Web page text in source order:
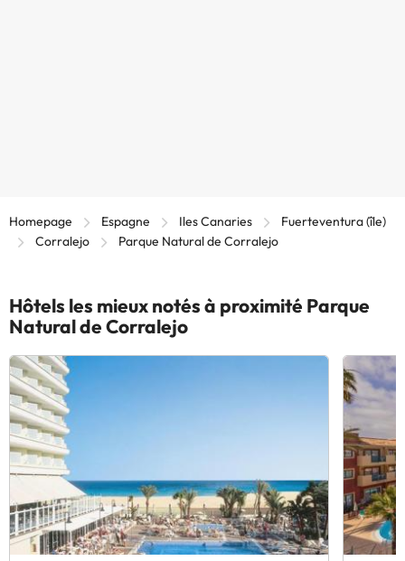
Homepage Espagne Iles Canaries
Fuerteventura (île)
Corralejo
Parque Natural de Corralejo
Hôtels les mieux notés à proximité Parque
Natural de Corralejo